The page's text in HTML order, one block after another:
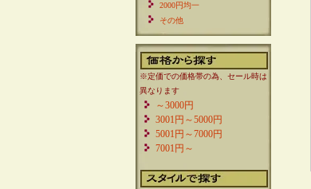
2000円均一
その他
※定価での価格帯の為、セール時は
異なります
～3000円
3001円～5000円
5001円～7000円
7001円～